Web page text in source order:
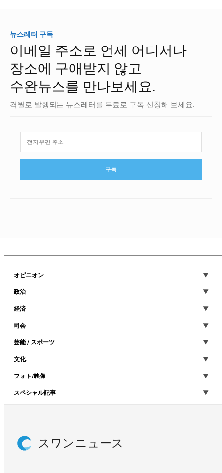
뉴스레터 구독
이메일 주소로 언제 어디서나
장소에 구애받지 않고
수완뉴스를 만나보세요.
격월로 발행되는 뉴스레터를 무료로 구독 신청해 보세요.
구독
オピニオン
政治
経済
司会
芸能 / スポーツ
文化.
フォト/映像
スペシャル記事
スワンニュース